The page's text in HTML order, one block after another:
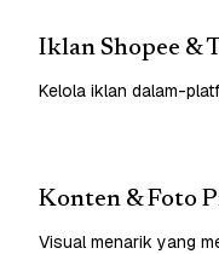
Iklan Shopee &
Kelola iklan dalam-
Konten & Foto
Visual menarik yang